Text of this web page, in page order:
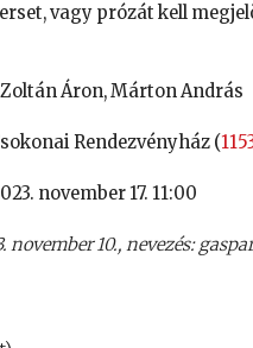
vagy prózát kell
Áron, Márton András
Rendezvényház (
november 17. 11:00
november 10., nevezés: